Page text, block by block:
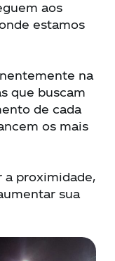
aos
estamos
na
que buscam
de cada
os mais
a proximidade,
sua